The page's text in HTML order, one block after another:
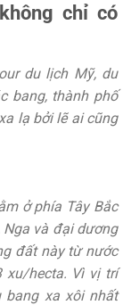
chỉ có
du lịch Mỹ, du
bang, thành phố
lạ bởi lẽ ai cũng
ở phía Tây Bắc
Nga và đại dương
đất này từ nước
xu/hecta. Vì vị trí
bang xa xôi nhất